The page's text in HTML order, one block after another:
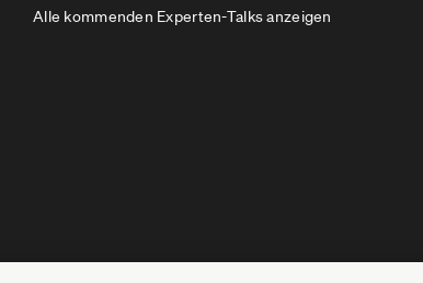
Alle kommenden Experten-Talks anzeigen